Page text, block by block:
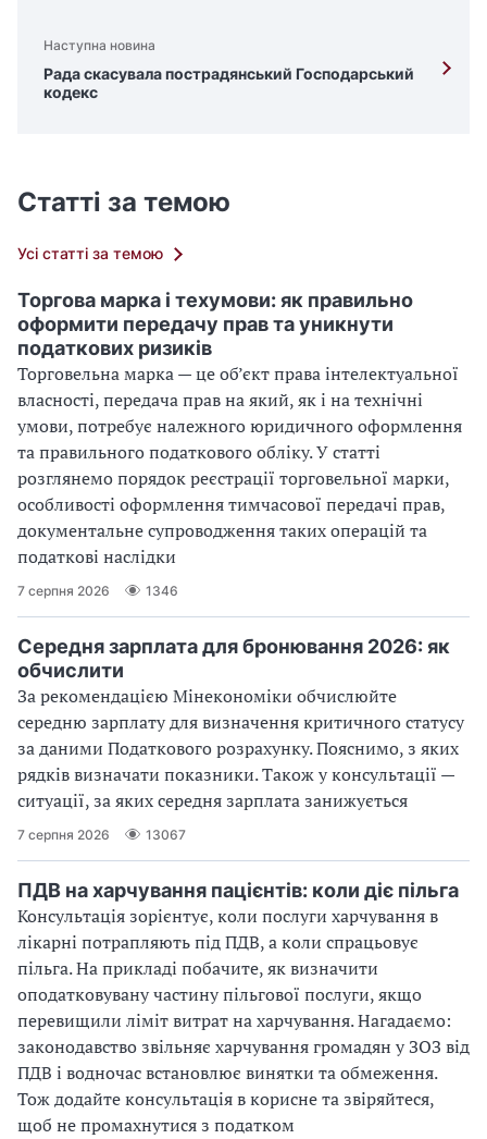
Наступна новина
Рада скасувала пострадянський Господарський
кодекс
Статті за темою
Усі статті за темою
Торгова марка і техумови: як правильно
оформити передачу прав та уникнути
податкових ризиків
Торговельна марка — це об’єкт права інтелектуальної
власності, передача прав на який, як і на технічні
умови, потребує належного юридичного оформлення
та правильного податкового обліку. У статті
розглянемо порядок реєстрації торговельної марки,
особливості оформлення тимчасової передачі прав,
документальне супроводження таких операцій та
податкові наслідки
7 серпня 2026 1346
Середня зарплата для бронювання 2026: як
обчислити
За рекомендацією Мінекономіки обчислюйте
середню зарплату для визначення критичного статусу
за даними Податкового розрахунку. Пояснимо, з яких
рядків визначати показники. Також у консультації —
ситуації, за яких середня зарплата занижується
7 серпня 2026 13067
ПДВ на харчування пацієнтів: коли діє пільга
Консультація зорієнтує, коли послуги харчування в
лікарні потрапляють під ПДВ, а коли спрацьовує
пільга. На прикладі побачите, як визначити
оподатковувану частину пільгової послуги, якщо
перевищили ліміт витрат на харчування. Нагадаємо:
законодавство звільняє харчування громадян у ЗОЗ від
ПДВ і водночас встановлює винятки та обмеження.
Тож додайте консультація в корисне та звіряйтеся,
щоб не промахнутися з податком